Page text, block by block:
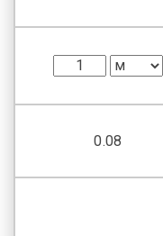
0.08